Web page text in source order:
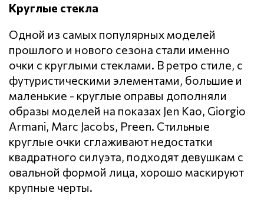
Круглые стекла
Одной из самых популярных моделей
прошлого и нового сезона стали именно
очки с круглыми стеклами. В ретро стиле, с
футуристическими элементами, большие и
маленькие - круглые оправы дополняли
образы моделей на показах Jen Kao, Giorgio
Armani, Marc Jacobs, Preen. Стильные
круглые очки сглаживают недостатки
квадратного силуэта, подходят девушкам с
овальной формой лица, хорошо маскируют
крупные черты.